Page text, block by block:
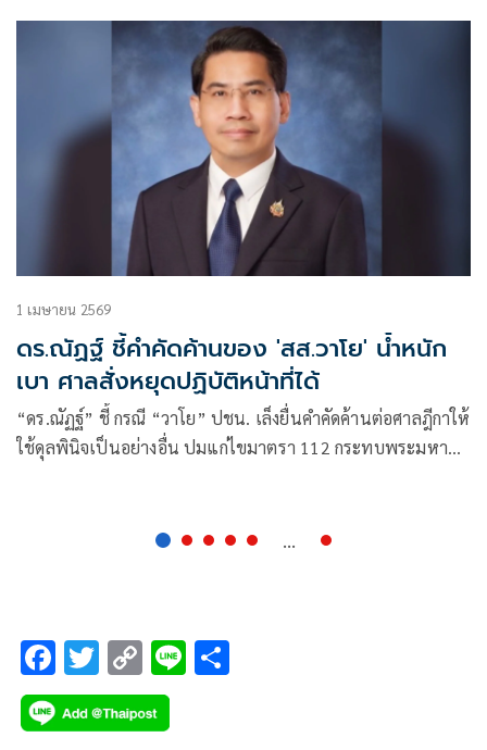
1 เมษายน 2569
ดร.ณัฏฐ์ ชี้คำคัดค้านของ 'สส.วาโย' น้ำหนัก
เบา ศาลสั่งหยุดปฏิบัติหน้าที่ได้
“ดร.ณัฏฐ์” ชี้ กรณี “วาโย” ปชน. เล็งยื่นคำคัดค้านต่อศาลฎีกาให้
ใช้ดุลพินิจเป็นอย่างอื่น ปมแก่ไขมาตรา 112 กระทบพระมหา
...
F
ac
e
T
wi
tt
C
o
p
Li